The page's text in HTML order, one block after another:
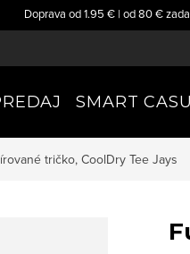
Doprava od 1.95 € | od 80 €
SMART
tričko, CoolDry Tee Jays